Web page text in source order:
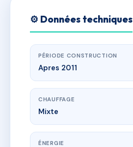
⚙️ Données techniques
PÉRIODE CONSTRUCTION
Apres 2011
CHAUFFAGE
Mixte
ÉNERGIE